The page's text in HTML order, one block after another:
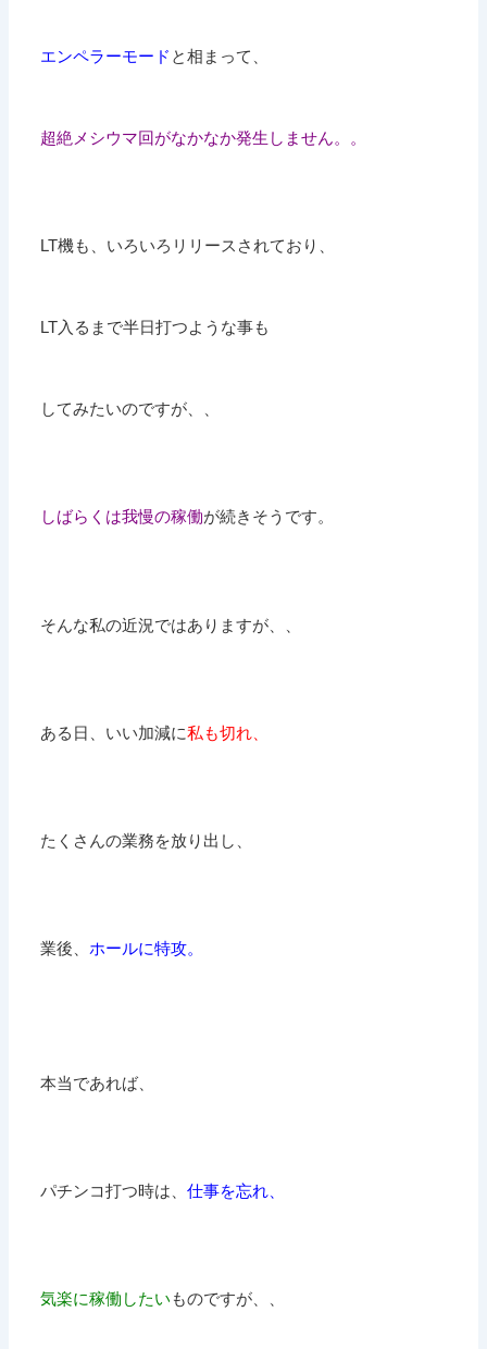
エンペラーモード と相まって、
超絶メシウマ回がなかなか発生しません。。
LT機も、いろいろリリースされており、
LT入るまで半日打つような事も
してみたいのですが、、
しばらくは我慢の稼働が続きそうです。
そんな私の近況ではありますが、、
ある日、いい加減に私も切れ、
たくさんの業務を放り出し、
業後、 ホールに特攻。
本当であれば、
パチンコ打つ時は、仕事を忘れ、
気楽に稼働したい ものですが、、